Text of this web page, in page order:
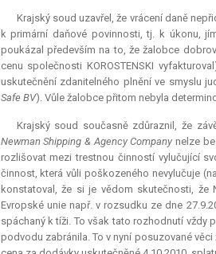
Krajský soud uzavřel, že vrácení daně
k primární daňové povinnosti, tj. k úkonu,
poukázal především na to, že žalobce
cenu společnosti KOROSTENSKI
uskutečnění zdanitelného plnění ve smyslu
Safe BV). Vůle žalobce přitom nebyla
Krajský soud současně zdůraznil, že
Newman Shipping & Agency Company nelze
rozlišovat mezi trestnou činností vylučující
činnost, která vůli poškozeného nevylučuje
konstatoval, že si je vědom skutečnosti,
Evropské unie např. v rozsudku ze dne
spáchaný k tíži. To však tato rozhodnutí vždy
podvodu zabránila. To v nyní posuzované